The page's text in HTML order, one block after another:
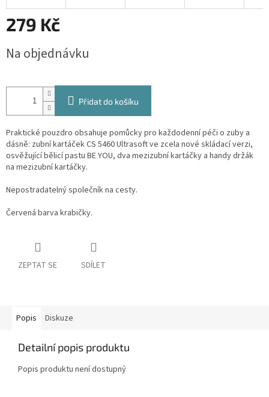
279 Kč
cena:
Na objednávku
Přidat do košíku
Praktické pouzdro obsahuje pomůcky pro každodenní péči o zuby a
dásně: zubní kartáček CS 5460 Ultrasoft ve zcela nové skládací verzi,
osvěžující bělicí pastu BE YOU, dva mezizubní kartáčky a handy držák
na mezizubní kartáčky.
Nepostradatelný společník na cesty.
Červená barva krabičky.
ZEPTAT SE SDÍLET
Popis Diskuze
Detailní popis produktu
Popis produktu není dostupný